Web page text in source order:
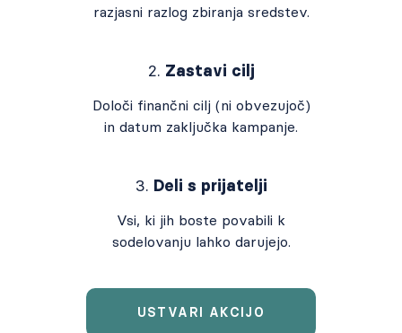
razjasni razlog zbiranja sredstev.
Zastavi cilj
Določi finančni cilj (ni obvezujoč)
in datum zaključka kampanje.
Deli s prijatelji
Vsi, ki jih boste povabili k
sodelovanju lahko darujejo.
USTVARI AKCIJO